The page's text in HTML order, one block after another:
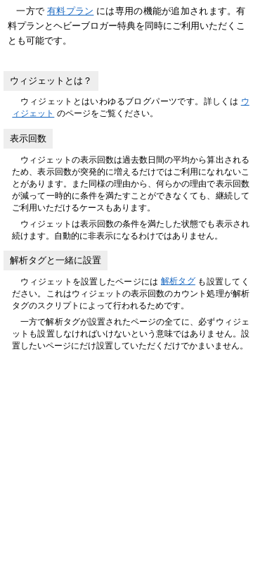
一方で 有料プラン には専用の機能が追加されます。有
料プランとヘビーブロガー特典を同時にご利用いただくこ
とも可能です。
ウィジェットとは？
ウィジェットとはいわゆるブログパーツです。詳しくは ウ
ィジェット のページをご覧ください。
表示回数
ウィジェットの表示回数は過去数日間の平均から算出される
ため、表示回数が突発的に増えるだけではご利用になれないこ
とがあります。また同様の理由から、何らかの理由で表示回数
が減って一時的に条件を満たすことができなくても、継続して
ご利用いただけるケースもあります。
ウィジェットは表示回数の条件を満たした状態でも表示され
続けます。自動的に非表示になるわけではありません。
解析タグと一緒に設置
ウィジェットを設置したページには 解析タグ も設置してく
ださい。これはウィジェットの表示回数のカウント処理が解析
タグのスクリプトによって行われるためです。
一方で解析タグが設置されたページの全てに、必ずウィジェ
ットも設置しなければいけないという意味ではありません。設
置したいページにだけ設置していただくだけでかまいません。